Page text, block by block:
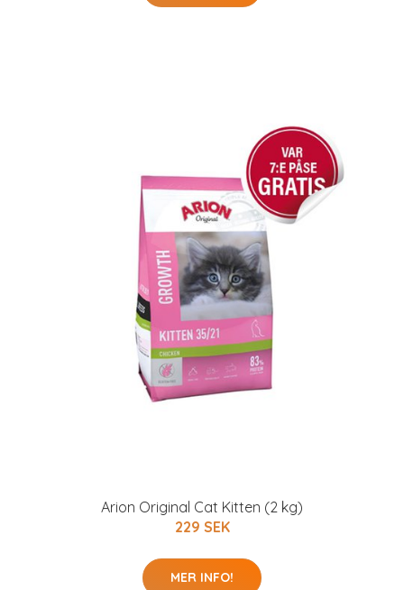
Arion Original Cat Kitten (2 kg)
229 SEK
MER INFO!